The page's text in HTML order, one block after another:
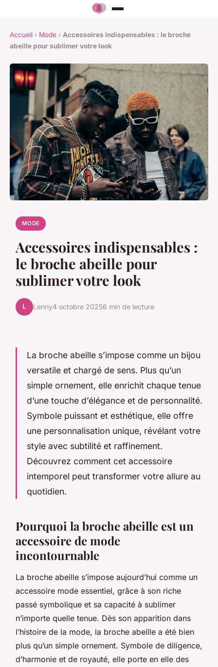
Accueil › Mode › Accessoires indispensables : le broche
abeille pour sublimer votre look
MODE
Accessoires indispensables :
le broche abeille pour
sublimer votre look
L Lenny4 octobre 20256 min de lecture
La broche abeille s’impose comme un bijou
versatile et chargé de sens. Plus qu’un
simple ornement, elle enrichit chaque tenue
d’une touche d’élégance et de personnalité.
Symbole puissant et esthétique, elle offre
une personnalisation unique, révélant votre
style avec subtilité et raffinement.
Découvrez comment cet accessoire
intemporel peut transformer votre allure au
quotidien.
Pourquoi la broche abeille est un
accessoire de mode
incontournable
La broche abeille s’impose aujourd’hui comme un
accessoire mode essentiel, grâce à son riche
passé symbolique et sa capacité à sublimer
n’importe quelle tenue. Dès son apparition dans
l’histoire de la mode, la broche abeille a été bien
plus qu’un simple ornement. Symbole de diligence,
d’harmonie et de royauté, elle porte en elle des